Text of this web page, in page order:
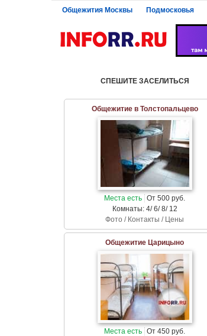
Общежития Москвы Подмосковья
СПЕШИТЕ ЗАСЕЛИТЬСЯ
Общежитие в Толстопальцево
Места есть От 500 руб.
Комнаты: 4/ 6/ 8/ 12
Фото / Контакты / Цены
Общежитие Царицыно
Места есть От 450 руб.